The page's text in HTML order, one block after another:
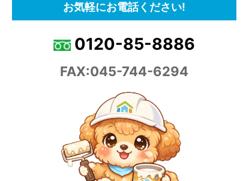
お気軽にお電話ください!
0120-85-8886
FAX:045-744-6294